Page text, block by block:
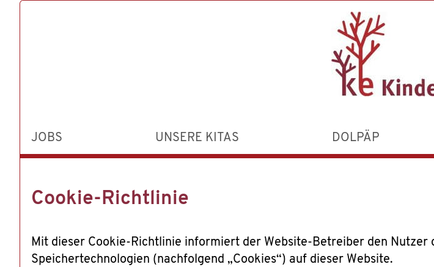
JOBS UNSERE KITAS DOLPÄP
Cookie-Richtlinie
Mit dieser Cookie-Richtlinie informiert der Website-Betreiber den Nutzer
Speichertechnologien (nachfolgend „Cookies“) auf dieser Website.